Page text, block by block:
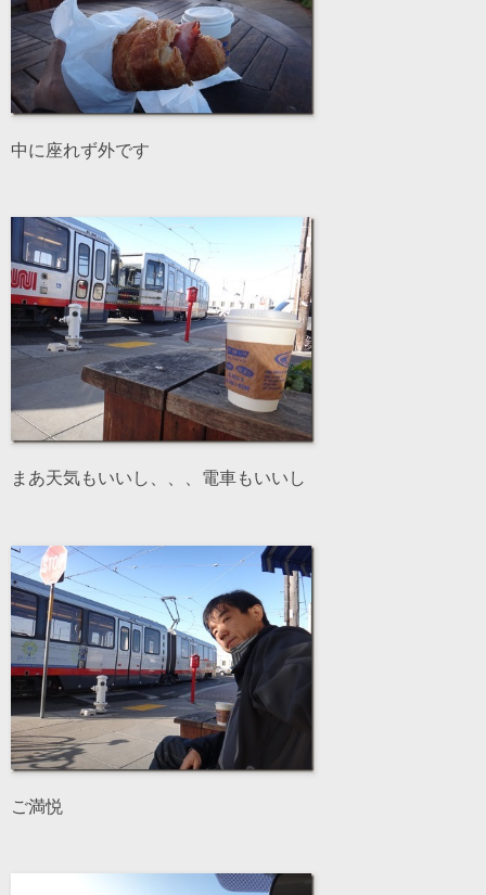
中に座れず外です
まあ天気もいいし、、、電車もいいし
ご満悦